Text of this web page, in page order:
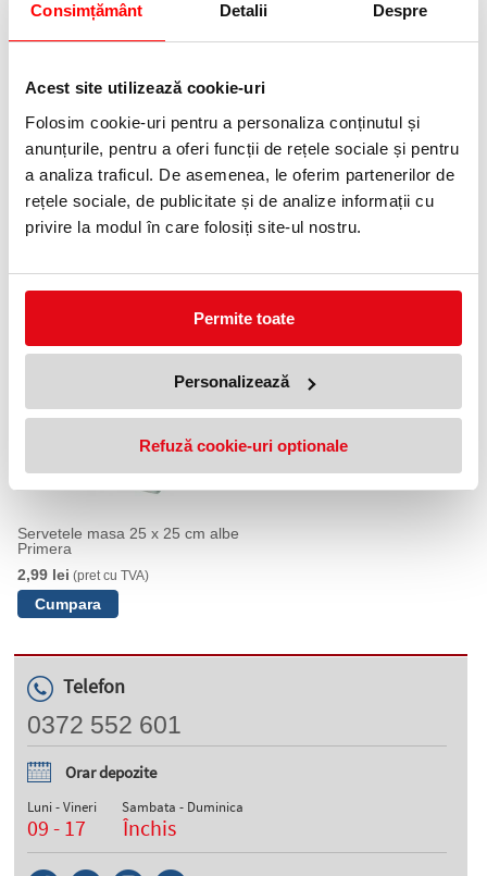
Consimțământ Detalii Despre
Acest site utilizează cookie-uri
Folosim cookie-uri pentru a personaliza conținutul și
anunțurile, pentru a oferi funcții de rețele sociale și pentru
a analiza traficul. De asemenea, le oferim partenerilor de
rețele sociale, de publicitate și de analize informații cu
privire la modul în care folosiți site-ul nostru.
Permite toate
Personalizează
Refuză cookie-uri optionale
(pret cu TVA)
role/set Primera
69,99 lei
2 role/set Primera
Anunta-ma cand revine in stoc
Servetele masa 25 x 25 cm albe
Primera
2,99 lei (pret cu TVA)
Telefon
0372 552 601
Orar depozite
Luni - Vineri
09 - 17
Sambata - Duminica
Închis